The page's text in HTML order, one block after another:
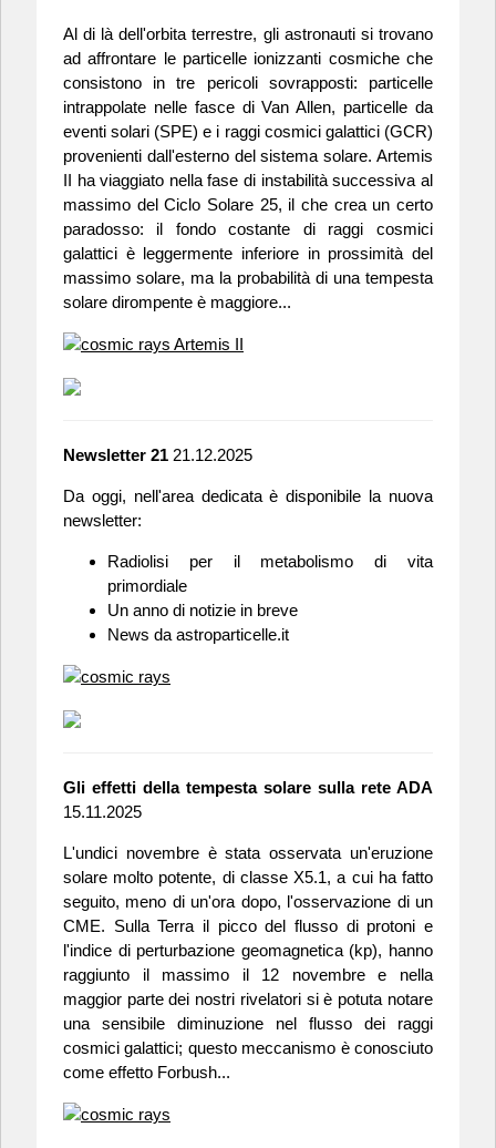
Al di là dell'orbita terrestre, gli astronauti si trovano
ad affrontare le particelle ionizzanti cosmiche che
consistono in tre pericoli sovrapposti: particelle
intrappolate nelle fasce di Van Allen, particelle da
eventi solari (SPE) e i raggi cosmici galattici (GCR)
provenienti dall'esterno del sistema solare. Artemis
II ha viaggiato nella fase di instabilità successiva al
massimo del Ciclo Solare 25, il che crea un certo
paradosso: il fondo costante di raggi cosmici
galattici è leggermente inferiore in prossimità del
massimo solare, ma la probabilità di una tempesta
solare dirompente è maggiore...
Newsletter 21 21.12.2025
Da oggi, nell'area dedicata è disponibile la nuova
newsletter:
Radiolisi per il metabolismo di vita
primordiale
Un anno di notizie in breve
News da astroparticelle.it
Gli effetti della tempesta solare sulla rete ADA
15.11.2025
L'undici novembre è stata osservata un'eruzione
solare molto potente, di classe X5.1, a cui ha fatto
seguito, meno di un'ora dopo, l'osservazione di un
CME. Sulla Terra il picco del flusso di protoni e
l'indice di perturbazione geomagnetica (kp), hanno
raggiunto il massimo il 12 novembre e nella
maggior parte dei nostri rivelatori si è potuta notare
una sensibile diminuzione nel flusso dei raggi
cosmici galattici; questo meccanismo è conosciuto
come effetto Forbush...